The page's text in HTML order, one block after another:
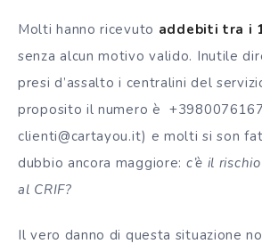
Molti hanno ricevuto addebiti tra i
senza alcun motivo valido. Inutile
presi d’assalto i centralini del
proposito il numero è
clienti@cartayou.it) e molti si son
dubbio ancora maggiore: c’è il
al CRIF?
Il vero danno di questa situazione